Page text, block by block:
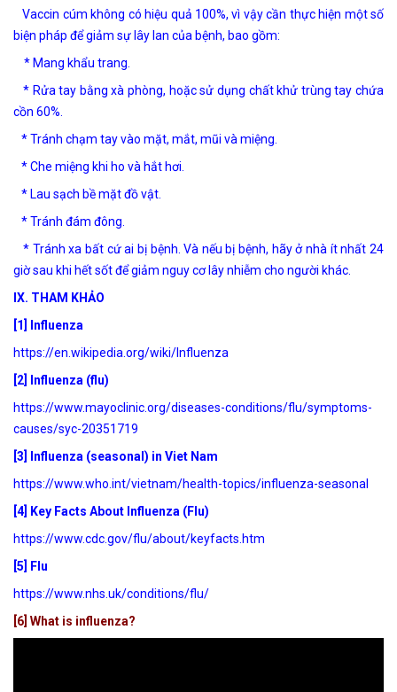
Vaccin cúm không có hiệu quả 100%, vì vậy cần thực hiện một số
biện pháp để giảm sự lây lan của bệnh, bao gồm:
* Mang khẩu trang.
* Rửa tay bằng xà phòng, hoặc sử dụng chất khử trùng tay chứa
cồn 60%.
* Tránh chạm tay vào mặt, mắt, mũi và miệng.
* Che miệng khi ho và hắt hơi.
* Lau sạch bề mặt đồ vật.
* Tránh đám đông.
* Tránh xa bất cứ ai bị bệnh. Và nếu bị bệnh, hãy ở nhà ít nhất 24
giờ sau khi hết sốt để giảm nguy cơ lây nhiễm cho người khác.
IX. THAM KHẢO
[1] Influenza
https://en.wikipedia.org/wiki/Influenza
[2] Influenza (flu)
https://www.mayoclinic.org/diseases-conditions/flu/symptoms-
causes/syc-20351719
[3] Influenza (seasonal) in Viet Nam
https://www.who.int/vietnam/health-topics/influenza-seasonal
[4] Key Facts About Influenza (Flu)
https://www.cdc.gov/flu/about/keyfacts.htm
[5] Flu
https://www.nhs.uk/conditions/flu/
[6] What is influenza?